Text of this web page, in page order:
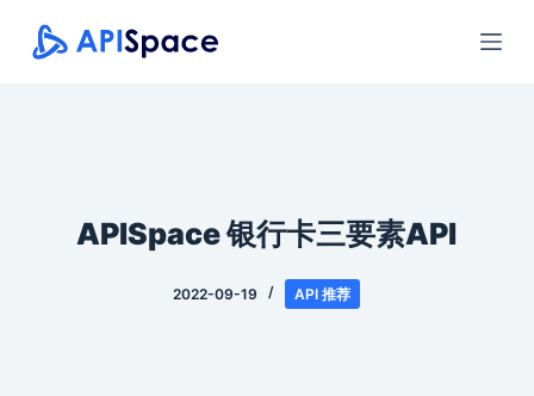
跳
过
APISpace 银行卡三要素API
2022-09-19 API 推荐